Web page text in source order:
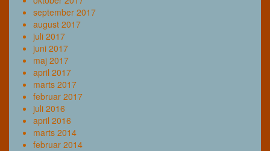
september 2017
august 2017
juli 2017
juni 2017
maj 2017
april 2017
marts 2017
februar 2017
juli 2016
april 2016
marts 2014
februar 2014